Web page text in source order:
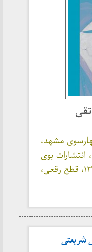
مشهد،
بوی
شهر بهشت، چاپ اول ۱۳۹۸، قطع رقعی،
شریعتی